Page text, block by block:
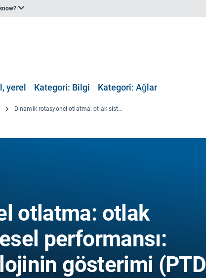
yerel Kategori: Bilgi Kategori: Ağlar
Dinamik rotasyonel otlatma: otlak sistemlerinin çevresel performansı: Yenilikçi bir teknolojinin gösterimi
otlatma: otlak
performansı:
gösterimi (PTD